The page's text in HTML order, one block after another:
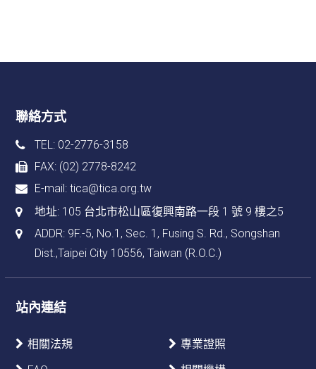
聯絡方式
TEL: 02-2776-3158
FAX: (02) 2778-8242
E-mail:tica@tica.org.tw
地址: 105 台北市松山區復興南路一段 1 號 9 樓之5
ADDR: 9F.-5, No.1, Sec. 1, Fusing S. Rd., Songshan
Dist.,Taipei City 10556, Taiwan (R.O.C.)
站內連結
相關法規
專業證照